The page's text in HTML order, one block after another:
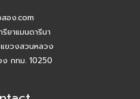
วันพุธ 24 ธ.ค. 68
อง.com
ยาแมนดารีนา
ขวงสวนหลวง
ง กทม. 10250